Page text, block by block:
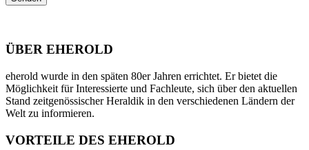
ÜBER EHEROLD
eherold wurde in den späten 80er Jahren errichtet. Er bietet die
Möglichkeit für Interessierte und Fachleute, sich über den aktuellen
Stand zeitgenössischer Heraldik in den verschiedenen Ländern der
Welt zu informieren.
VORTEILE DES EHEROLD